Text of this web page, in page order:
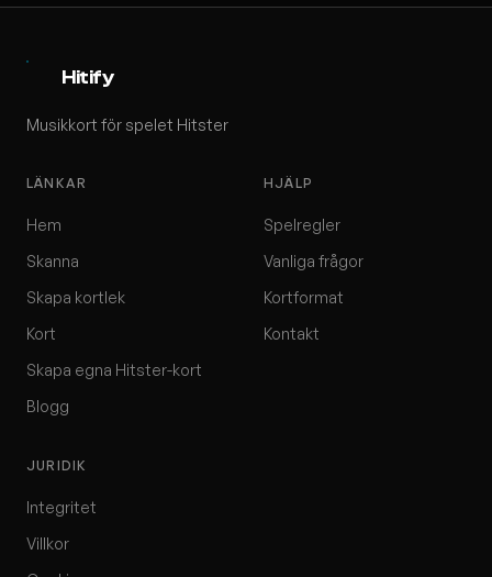
Hitify
Musikkort för spelet Hitster
LÄNKAR
Hem
Skanna
Skapa kortlek
Kort
Skapa egna Hitster-kort
Blogg
HJÄLP
Spelregler
Vanliga frågor
Kortformat
Kontakt
JURIDIK
Integritet
Villkor